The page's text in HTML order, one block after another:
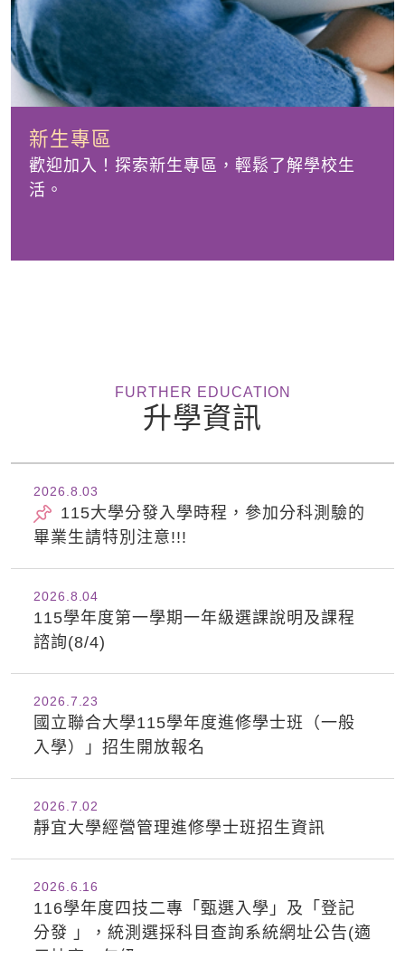
新生專區
歡迎加入！探索新生專區，輕鬆了解學校生
活。
FURTHER EDUCATION
升學資訊
03
2026.8
畢業生請特別注意!!!
04
2026.8
115學年度第一學期一年級選課說明及課程
諮詢(8/4)
23
2026.7
國立聯合大學115學年度進修學士班（一般
入學）」招生開放報名
02
2026.7
靜宜大學經營管理進修學士班招生資訊
16
2026.6
116學年度四技二專「甄選入學」及「登記
分發 」，統測選採科目查詢系統網址公告(適